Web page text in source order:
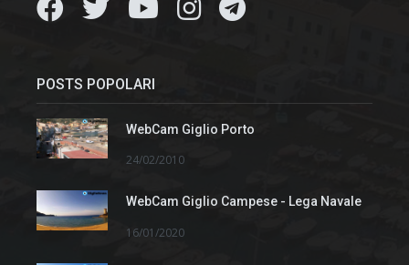
POSTS POPOLARI
WebCam Giglio Porto
24/02/2010
WebCam Giglio Campese - Lega Navale
16/01/2020